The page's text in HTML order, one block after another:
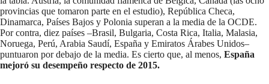
provincias que tomaron parte en el estudio), República Checa,
Dinamarca, Países Bajos y Polonia superan a la media de la OCDE.
Por contra, diez países –Brasil, Bulgaria, Costa Rica, Italia, Malasia,
Noruega, Perú, Arabia Saudí, España y Emiratos Árabes Unidos–
puntuaron por debajo de la media. Es cierto que, al menos, España
mejoró su desempeño respecto de 2015.